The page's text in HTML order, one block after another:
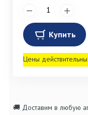
Купить
Цены
🚚 Доставим в любую